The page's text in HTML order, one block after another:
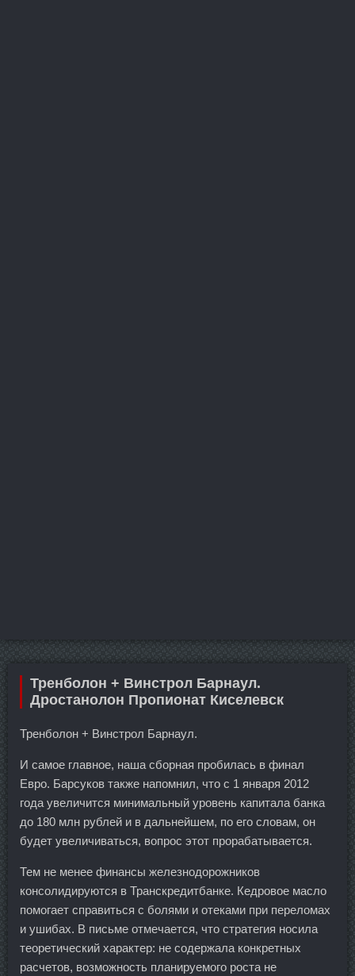
Тренболон + Винстрол Барнаул.
Дростанолон Пропионат Киселевск
Тренболон + Винстрол Барнаул.
И самое главное, наша сборная пробилась в финал
Евро. Барсуков также напомнил, что с 1 января 2012
года увеличится минимальный уровень капитала банка
до 180 млн рублей и в дальнейшем, по его словам, он
будет увеличиваться, вопрос этот прорабатывается.
Тем не менее финансы железнодорожников
консолидируются в Транскредитбанке. Кедровое масло
помогает справиться с болями и отеками при переломах
и ушибах. В письме отмечается, что стратегия носила
теоретический характер: не содержала конкретных
расчетов, возможность планируемого роста не